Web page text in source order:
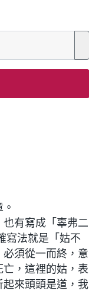
有寫成「辜弗二
寫法就是「姑不
須從一而終，意
，這裡的姑，表
來頭頭是道，我